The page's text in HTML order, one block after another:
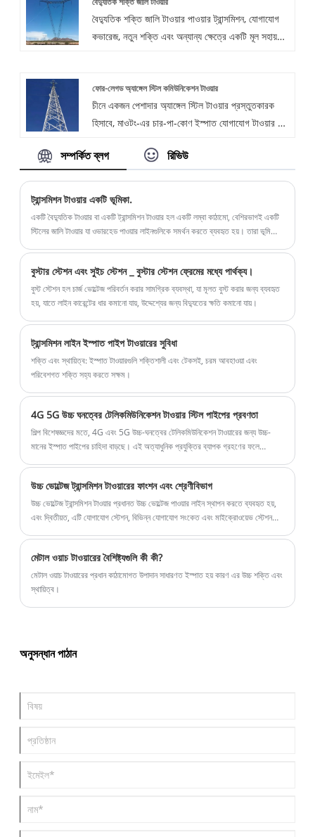
Q345B থেকে নির্মিত, এই টাওয়ারের ধরণটি হট-ডিপ
গ্যালভানাইজিং বা পেইন্টিং ট্রিটমেন্টের মধ্য দিয়ে যায়, উচ্চ
তাপমাত্রা, উচ্চ আর্দ্রতা এবং আর্দ্রতা অনুপ্রবেশের মতো
বৈদ্যুতিক শক্তি জালি টাওয়ার পাওয়ার ট্রান্সমিশন, যোগাযোগ
কভারেজ, নতুন শক্তি এবং অন্যান্য ক্ষেত্রে একটি মূল সহায়ক
প্রস্তুতকারক হিসেবে গ্রাহকদের সর্বোত্তম দামে বৈদ্যুতিক
শক্তি জালি টাওয়ারের অফার করবে।
ফোর-লেগড অ্যাঙ্গেল স্টিল কমিউনিকেশন টাওয়ার
চীনে একজন পেশাদার অ্যাঙ্গেল স্টিল টাওয়ার প্রস্তুতকারক
হিসাবে, মাওটং-এর চার-পা-কোণ ইস্পাত যোগাযোগ টাওয়ার হল
সংযুক্ত সেকশন স্টিল বা ইস্পাত পাইপ উপাদান দিয়ে নির্মিত।
যোগাযোগ বেস স্টেশন এবং উচ্চ শক্তি, হালকা ওজন, সেইসাথে
চমৎকার বায়ু এবং ভূমিকম্প প্রতিরোধের উপর এর নকশা
কেন্দ্রগুলিতে ব্যাপকভাবে ব্যবহৃত হয়।
সম্পর্কিত ব্লগ রিভিউ
ট্রান্সমিশন টাওয়ার একটি ভূমিকা.
একটি বৈদ্যুতিক টাওয়ার বা একটি ট্রান্সমিশন টাওয়ার হল একটি লম্বা কাঠামো, বেশিরভাগই একটি
স্টিলের জালি টাওয়ার যা ওভারহেড পাওয়ার লাইনগুলিকে সমর্থন করতে ব্যবহৃত হয়। তারা ভূমি
বুস্টার স্টেশন এবং সুইচ স্টেশন _ বুস্টার স্টেশন ফ্রেমের মধ্যে পার্থক্য।
বুস্ট স্টেশন হল চার্জ ভোল্টেজ পরিবর্তন করার সামগ্রিক ব্যবস্থা, যা মূলত বুস্ট করার জন্য ব্যবহৃত
হয়, যাতে লাইন কারেন্টের ধার কমানো যায়, উদ্দেশ্যের জন্য বিদ্যুতের ক্ষতি কমানো যায়।
ট্রান্সমিশন লাইন ইস্পাত পাইপ টাওয়ারের সুবিধা
শক্তি এবং স্থায়িত্ব: ইস্পাত টাওয়ারগুলি শক্তিশালী এবং টেকসই, চরম আবহাওয়া এবং
পরিবেশগত শক্তি সহ্য করতে সক্ষম।
4G 5G উচ্চ ঘনত্বের টেলিকমিউনিকেশন টাওয়ার স্টিল পাইপের প্রবণতা
শিল্প বিশেষজ্ঞদের মতে, 4G এবং 5G উচ্চ-ঘনত্বের টেলিকমিউনিকেশন টাওয়ারের জন্য উচ্চ-
মানের ইস্পাত পাইপের চাহিদা বাড়ছে। এই অত্যাধুনিক প্রযুক্তির ব্যাপক গ্রহণের ফলে
উচ্চ ভোল্টেজ ট্রান্সমিশন টাওয়ারের ফাংশন এবং শ্রেণীবিভাগ
উচ্চ ভোল্টেজ ট্রান্সমিশন টাওয়ার প্রধানত উচ্চ ভোল্টেজ পাওয়ার লাইন স্থাপন করতে ব্যবহৃত হয়,
এবং দ্বিতীয়ত, এটি যোগাযোগ স্টেশন, বিভিন্ন যোগাযোগ সংকেত এবং মাইক্রোওয়েভ স্টেশন
মেটাল ওয়াচ টাওয়ারের বৈশিষ্ট্যগুলি কী কী?
মেটাল ওয়াচ টাওয়ারের প্রধান কাঠামোগত উপাদান সাধারণত ইস্পাত হয় কারণ এর উচ্চ শক্তি এবং
স্থায়িত্ব।
অনুসন্ধান পাঠান